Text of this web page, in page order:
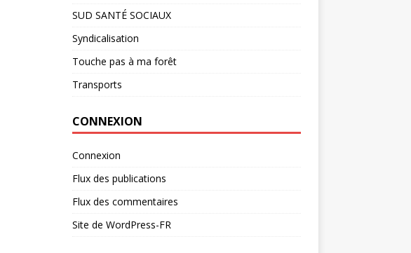
SUD SANTÉ SOCIAUX
Syndicalisation
Touche pas à ma forêt
Transports
CONNEXION
Connexion
Flux des publications
Flux des commentaires
Site de WordPress-FR